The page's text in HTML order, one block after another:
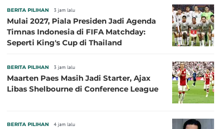
BERITA PILIHAN 3 jam lalu
Mulai 2027, Piala Presiden Jadi Agenda
Timnas Indonesia di FIFA Matchday:
Seperti King's Cup di Thailand
BERITA PILIHAN 3 jam lalu
Maarten Paes Masih Jadi Starter, Ajax
Libas Shelbourne di Conference League
BERITA PILIHAN 4 jam lalu